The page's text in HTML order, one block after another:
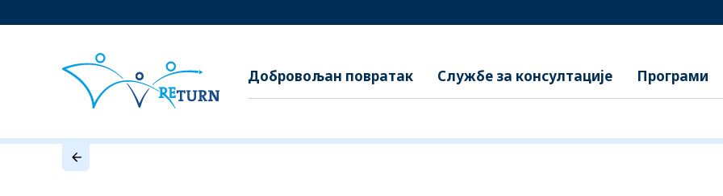
Добровољан повратак Службе за консултације Програми